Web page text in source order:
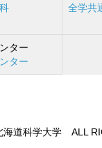
全学共
ター
ター
海道科学大学 ALL